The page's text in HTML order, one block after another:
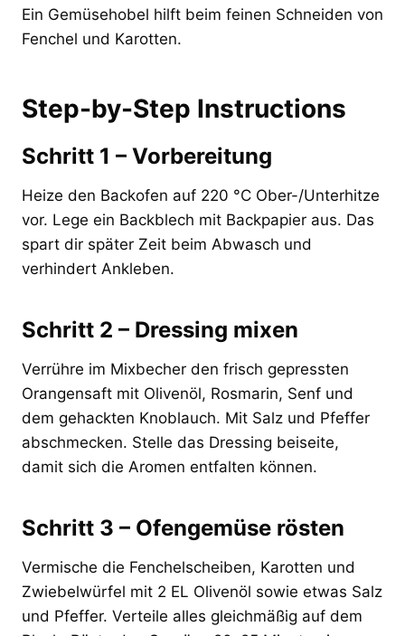
Ein Gemüsehobel hilft beim feinen Schneiden von
Fenchel und Karotten.
Step-by-Step Instructions
Schritt 1 – Vorbereitung
Heize den Backofen auf 220 °C Ober-/Unterhitze
vor. Lege ein Backblech mit Backpapier aus. Das
spart dir später Zeit beim Abwasch und
verhindert Ankleben.
Schritt 2 – Dressing mixen
Verrühre im Mixbecher den frisch gepressten
Orangensaft mit Olivenöl, Rosmarin, Senf und
dem gehackten Knoblauch. Mit Salz und Pfeffer
abschmecken. Stelle das Dressing beiseite,
damit sich die Aromen entfalten können.
Schritt 3 – Ofengemüse rösten
Vermische die Fenchelscheiben, Karotten und
Zwiebelwürfel mit 2 EL Olivenöl sowie etwas Salz
und Pfeffer. Verteile alles gleichmäßig auf dem